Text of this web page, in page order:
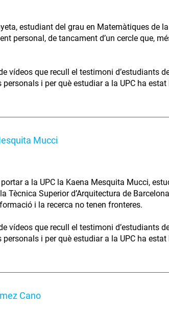
estudiant del grau en Matemàtiques de
personal, de tancament d’un cercle que,
vídeos que recull el testimoni d’estudiants
personals i per què estudiar a la UPC ha
Mucci
portar a la UPC la Kaena Mesquita Mucci,
Tècnica Superior d’Arquitectura de
i la recerca no tenen fronteres.
vídeos que recull el testimoni d’estudiants
personals i per què estudiar a la UPC ha
Cano